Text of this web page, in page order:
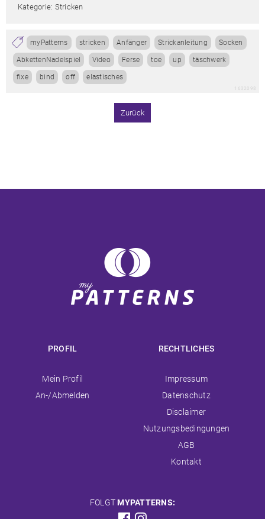
Kategorie: Stricken
myPatterns stricken Anfänger Strickanleitung Socken
AbkettenNadelspiel Video Ferse toe up täschwerk
fixe bind off elastisches
Zurück
PROFIL
Navigation
überspringen
Mein Profil
An-/Abmelden
RECHTLICHES
Navigation
überspringen
Impressum
Datenschutz
Disclaimer
Nutzungsbedingungen
AGB
Kontakt
FOLGT MYPATTERNS: